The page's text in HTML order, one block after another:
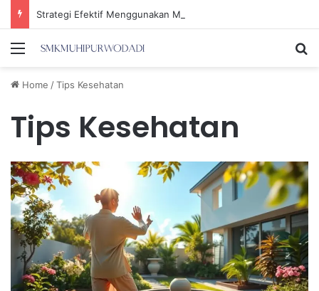
Menu
Home /Tips Kesehatan
Tips Kesehatan